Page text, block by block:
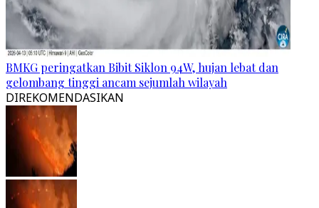
BMKG peringatkan Bibit Siklon 94W, hujan lebat dan
gelombang tinggi ancam sejumlah wilayah
DIREKOMENDASIKAN